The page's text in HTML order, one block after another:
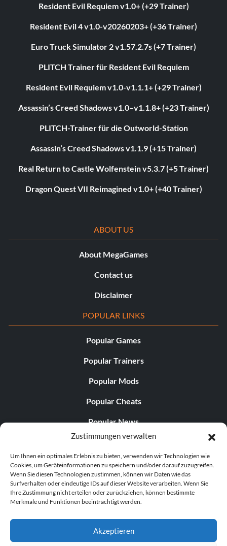
Zustimmungen verwalten
Um Ihnen ein optimales Erlebnis zu bieten, verwenden wir Technologien wie
Cookies, um Geräteinformationen zu speichern und/oder darauf zuzugreifen.
Wenn Sie diesen Technologien zustimmen, können wir Daten wie das
Surfverhalten oder eindeutige IDs auf dieser Website verarbeiten. Wenn Sie
Ihre Zustimmung nicht erteilen oder zurückziehen, können bestimmte
Merkmale und Funktionen beeinträchtigt werden.
Akzeptieren
Resident Evil Requiem v1.0+ (+29 Trainer)
Resident Evil 4 v1.0-v20260203+ (+36 Trainer)
Euro Truck Simulator 2 v1.57.2.7s (+7 Trainer)
PLITCH Trainer für Resident Evil Requiem
Resident Evil Requiem v1.0-v1.1.1+ (+29 Trainer)
Assassin’s Creed Shadows v1.0–v1.1.8+ (+23 Trainer)
PLITCH-Trainer für die Outworld-Station
Assassin’s Creed Shadows v1.1.9 (+15 Trainer)
Real Return to Castle Wolfenstein v5.3.7 (+5 Trainer)
Dragon Quest VII Reimagined v1.0+ (+40 Trainer)
ABOUT US
About MegaGames
Contact us
Disclaimer
POPULAR LINKS
Popular Games
Popular Trainers
Popular Mods
Popular Cheats
Popular News
Popular Editorials
Popular Free Games
LATEST UPDATES